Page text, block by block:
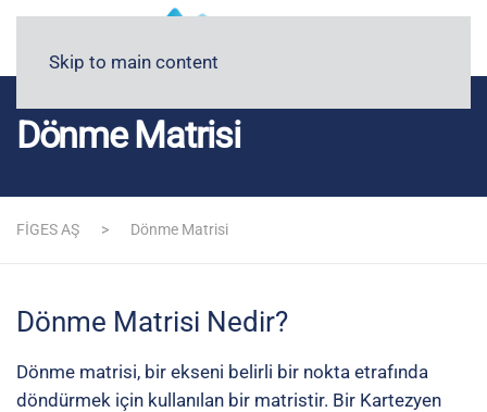
Skip to main content
Dönme Matrisi
FİGES AŞ Dönme Matrisi
Dönme Matrisi Nedir?
Dönme matrisi, bir ekseni belirli bir nokta etrafında
döndürmek için kullanılan bir matristir. Bir Kartezyen